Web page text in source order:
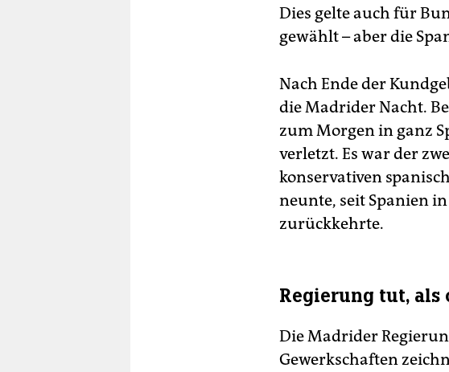
Dies gelte auch für
gewählt – aber die
Nach Ende der
die Madrider Nacht.
zum Morgen in ganz
verletzt. Es war der
konservativen
neunte, seit Spanien
zurückkehrte.
Regierung tut,
Die Madrider
Gewerkschaften